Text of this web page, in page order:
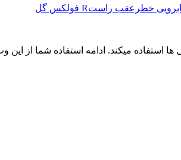
ابرویی خطرعقب راستR فولکس گل
استفاده میکند. ادامه استفاده شما از